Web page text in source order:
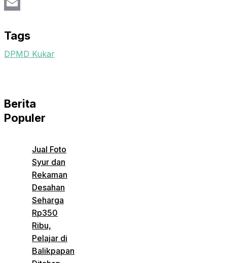
Twitter
Tags
DPMD Kukar
Berita
Populer
Jual Foto
Syur dan
Rekaman
Desahan
Seharga
Rp350
Ribu,
Pelajar di
Balikpapan